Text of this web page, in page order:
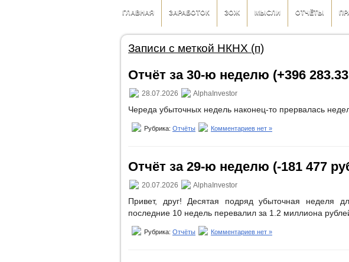
ГЛАВНАЯ ЗАРАБОТОК ЗОЖ МЫСЛИ ОТЧЁТЫ
Записи с меткой НКНХ (п)
Отчёт за 30-ю неделю (+396
28.07.2026 AlphaInvestor
Череда убыточных недель наконец-то прервалась
Рубрика: Отчёты Комментариев нет »
Отчёт за 29-ю неделю (-181 477
20.07.2026 AlphaInvestor
Привет, друг! Десятая подряд убыточная неделя
последние 10 недель перевалил за 1.2 миллиона
Рубрика: Отчёты Комментариев нет »